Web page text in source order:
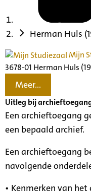
Herman Huls
Mijn
3678-01 Herman Huls
Meer...
Uitleg bij
Een archieftoegang
een bepaald archief.
Een archieftoegang
navolgende
• Kenmerken van het